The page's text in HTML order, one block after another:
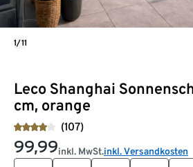
Leco Shanghai
cm, orange
(107)
99,99inkl. MwSt.inkl. Versandkosten
1/11